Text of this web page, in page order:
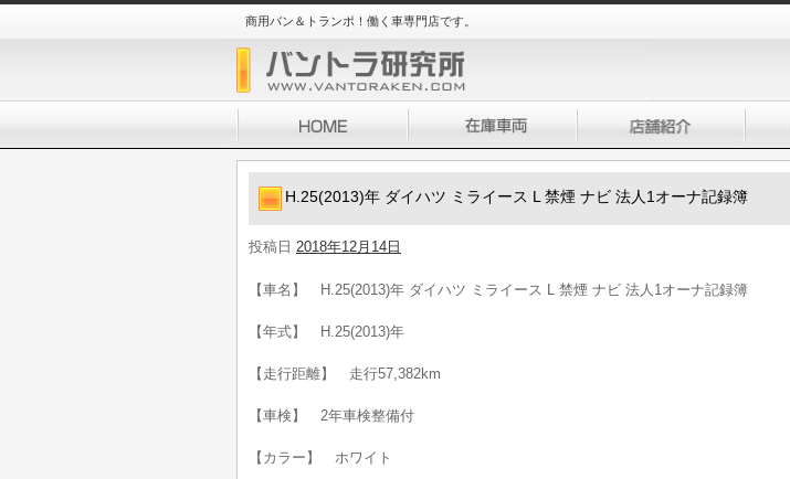
商用バン＆トランポ！働く車専門店です。
H.25(2013)年 ダイハツ ミライース L 禁煙 ナビ 法人1オーナ記録簿
投稿日 2018年12月14日
【車名】 H.25(2013)年 ダイハツ ミライース L 禁煙 ナビ 法人1オーナ記録簿
【年式】 H.25(2013)年
【走行距離】 走行57,382km
【車検】 2年車検整備付
【カラー】 ホワイト